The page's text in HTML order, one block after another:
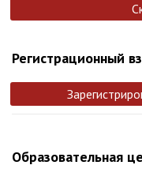
Регистрационный
Образовательная